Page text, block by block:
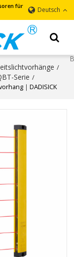
für
Deutsch
/
Serie /
｜DADISICK